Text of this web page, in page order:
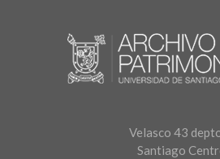
Velasco 43
Santiago